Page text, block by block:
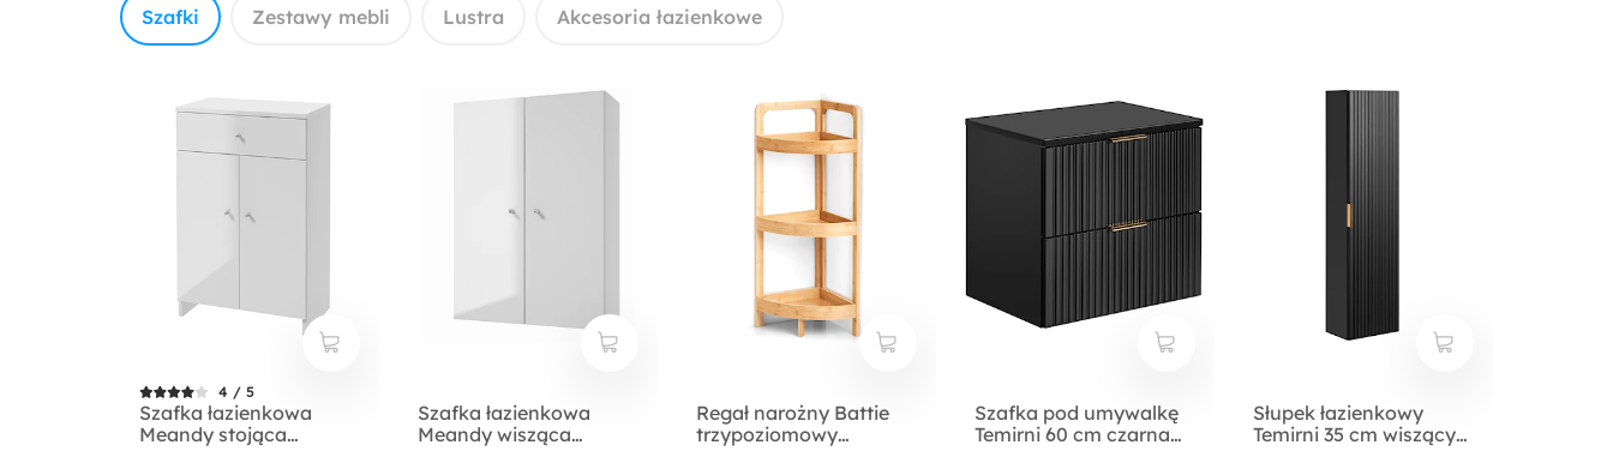
Szafki Zestawy mebli Lustra Akcesoria łazienkowe
4 / 5
Szafka łazienkowa
Meandy stojąca
Szafka łazienkowa
Meandy wisząca
Regał narożny Battie
trzypoziomowy
Szafka pod umywalkę
Temirni 60 cm czarna
Słupek łazienkowy
Temirni 35 cm wiszący